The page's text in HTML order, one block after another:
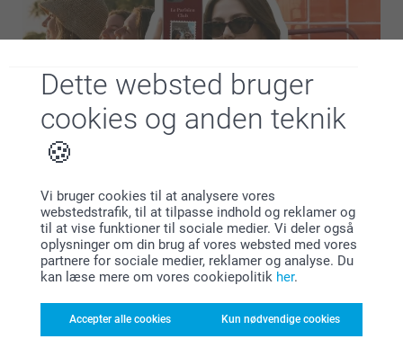
Dette websted bruger
cookies og anden teknik
Vi bruger cookies til at analysere vores
webstedstrafik, til at tilpasse indhold og reklamer og
til at vise funktioner til sociale medier. Vi deler også
oplysninger om din brug af vores websted med vores
partnere for sociale medier, reklamer og analyse. Du
kan læse mere om vores cookiepolitik her.
Accepter alle cookies Kun nødvendige cookies
Leder du efter mere inspiration? Udforsk Designs til Dig og
opdag vores seneste trends og personlighedsdrevne
designs, alt samlet ét sted. Fra dristige statements til bløde
æstetikker, find en stil der matcher din vibe og p…